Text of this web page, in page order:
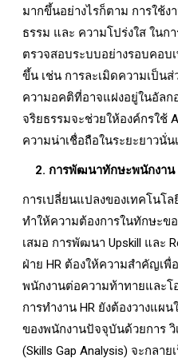
มากขึ้นอย่างไรก็ตาม การใช้ง
ธรรม และ ความโปร่งใส ในก
ตรวจสอบระบบอย่างรอบคอบ
ขึ้น เช่น การละเมิดความเป็น
ความอคติที่อาจแฝงอยู่ในอัล
จริยธรรมจะช่วยให้องค์กรใช้
ความน่าเชื่อถือในระยะยาวนั่น
2. การพัฒนาทักษะพนักงาน
การเปลี่ยนแปลงของเทคโนโ
ทำให้ความต้องการในทักษะข
เสมอ การพัฒนา Upskill และ
ฝ่าย HR ต้องให้ความสำคัญเพื่
พนักงานต่อความท้าทายและโ
การทำงาน HR ยังต้องวางแผ
ของพนักงานปัจจุบันด้วยการ วิ
(Skills Gap Analysis) จะกลา